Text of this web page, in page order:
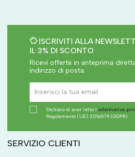
ISCRIVITI ALLA
IL 3% DI SCONTO
Ricevi offerte in anteprima
indirizzo di posta.
Dichiaro di aver letto l'informativa
Regolamento (UE) 2016/679 (GDPR).
SERVIZIO CLIENTI